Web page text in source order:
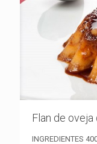
Flan de
INGREDIENTES